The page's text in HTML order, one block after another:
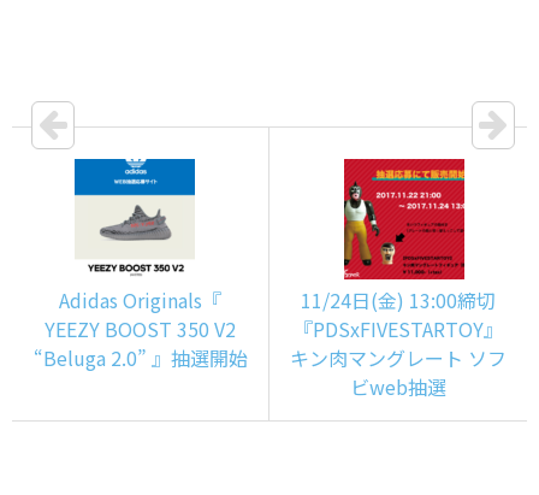
Adidas Originals『
YEEZY BOOST 350 V2
“Beluga 2.0” 』抽選開始
11/24日(金) 13:00締切
『PDSxFIVESTARTOY』
キン肉マングレート ソフ
ビweb抽選